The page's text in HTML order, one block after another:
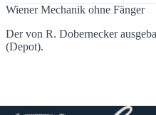
Wiener Mechanik ohne Fänger
Der von R. Dobernecker
(Depot).